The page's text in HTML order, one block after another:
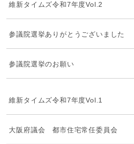
維新タイムズ令和7年度Vol.2
参議院選挙ありがとうございました
参議院選挙のお願い
維新タイムズ令和7年度Vol.1
大阪府議会 都市住宅常任委員会